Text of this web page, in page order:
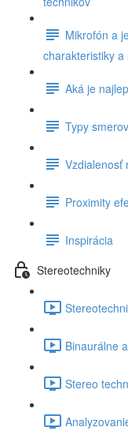
Mikrofón a
charakteristiky a
Aká je
Typy
Vzdialenosť
Proximity
Inspirácia
Stereotechniky
Binaurálne
Stereo